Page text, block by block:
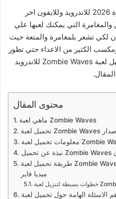
لعبة Zombie Waves apk مهكرة 2026 للاندرويد وللايفون اخر
التي يمكنك لعبها علي
لكي تشعر بلمغامرة والمتعة حيث
الكثير من الاعداء حتي تطور
حسابك بشكل كبير قم الان بتحميل لعبة Zombie Waves للاندرويد
محتوى المقال
ماهي لعبة Zombie Waves
طريقة تحميل لعبة Zombie Waves مهكرة الاصلية مجانا من
ميديا فاير